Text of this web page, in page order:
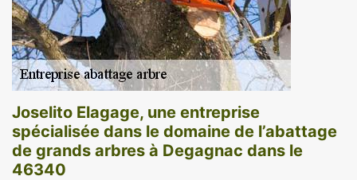
Joselito Elagage, une entreprise
spécialisée dans le domaine de l’abattage
de grands arbres à Degagnac dans le
46340